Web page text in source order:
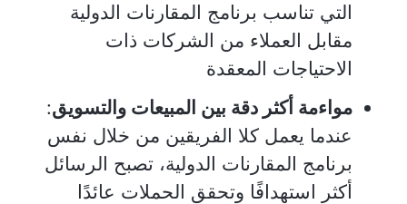
التي تناسب برنامج المقارنات الدولية
مقابل العملاء من الشركات ذات
الاحتياجات المعقدة
مواءمة أكثر دقة بين المبيعات والتسويق:
عندما يعمل كلا الفريقين من خلال نفس
برنامج المقارنات الدولية، تصبح الرسائل
أكثر استهدافًا وتحقق الحملات عائدًا